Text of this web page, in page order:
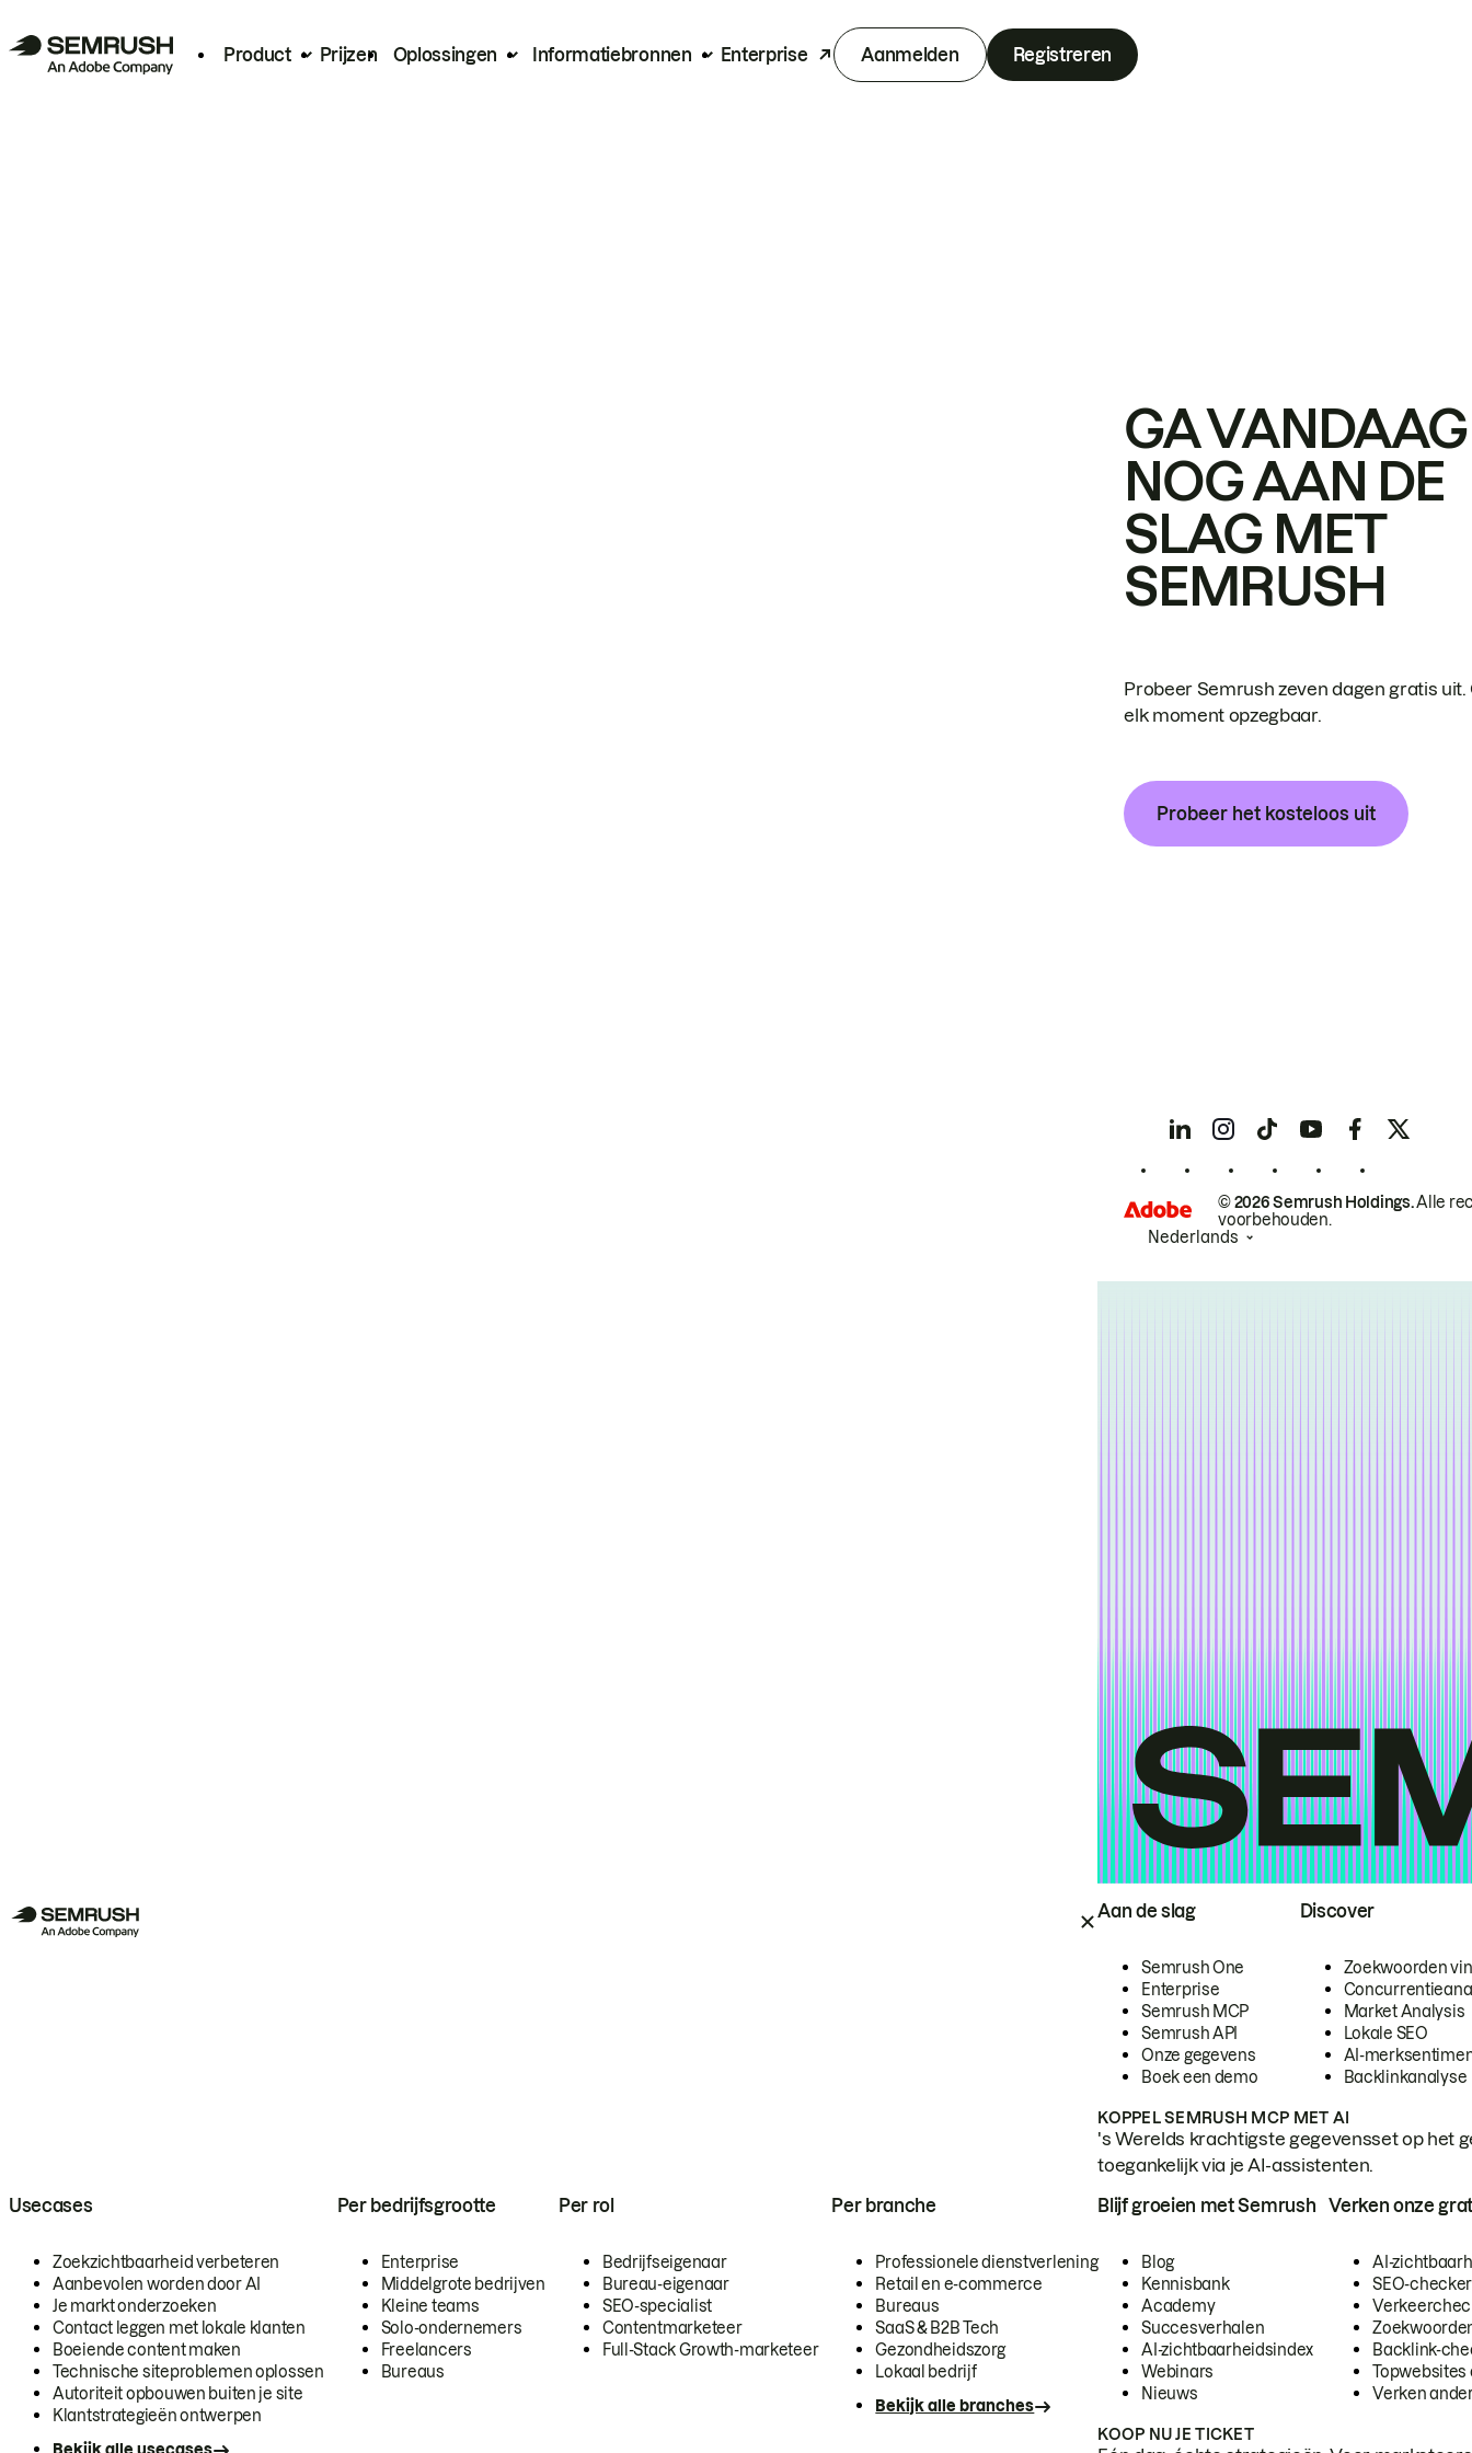
Product Prijzen Oplossingen Informatiebronnen Enterprise Aanmelden Registreren
Aan de slag
Semrush One
Enterprise
Semrush MCP
Semrush API
Onze gegevens
Boek een demo
Discover
Zoekwoorden
Market Analysis
Lokale SEO
AI-
Backlinkanalyse
KOPPEL SEMRUSH MCP MET AI
's Werelds krachtigste gegevensset op het
toegankelijk via je AI-assistenten.
Usecases
Zoekzichtbaarheid verbeteren
Aanbevolen worden door AI
Je markt onderzoeken
Contact leggen met lokale klanten
Boeiende content maken
Technische siteproblemen oplossen
Autoriteit opbouwen buiten je site
Klantstrategieën ontwerpen
Per bedrijfsgrootte
Enterprise
Middelgrote bedrijven
Kleine teams
Solo-ondernemers
Freelancers
Bureaus
Per rol
Bedrijfseigenaar
Bureau-eigenaar
SEO-specialist
Contentmarketeer
Full-Stack Growth-marketeer
Per branche
Professionele dienstverlening
Retail en e-commerce
Bureaus
SaaS & B2B Tech
Gezondheidszorg
Lokaal bedrijf
Bekijk alle branches
Blijf groeien met Semrush
Blog
Kennisbank
Academy
Succesverhalen
AI-zichtbaarheidsindex
Webinars
Nieuws
Verken onze
AI-
SEO-checker
Backlink-
Topwebsites
Verken
KOOP NU JE TICKET
GA VANDAAG
NOG AAN DE
SLAG MET
SEMRUSH
Probeer Semrush zeven dagen gratis uit.
elk moment opzegbaar.
Probeer het kosteloos uit
© 2026 Semrush Holdings.Alle
voorbehouden.
Nederlands